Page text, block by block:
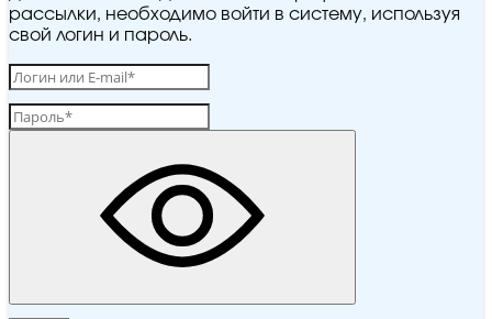
рассылки, необходимо войти в систему, используя
свой логин и пароль.